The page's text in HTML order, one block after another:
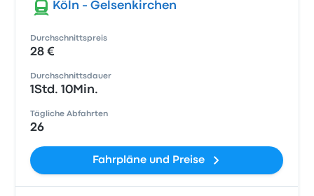
Köln - Gelsenkirchen
Durchschnittspreis
28 €
Durchschnittsdauer
1Std. 10Min.
Tägliche Abfahrten
26
Fahrpläne und Preise